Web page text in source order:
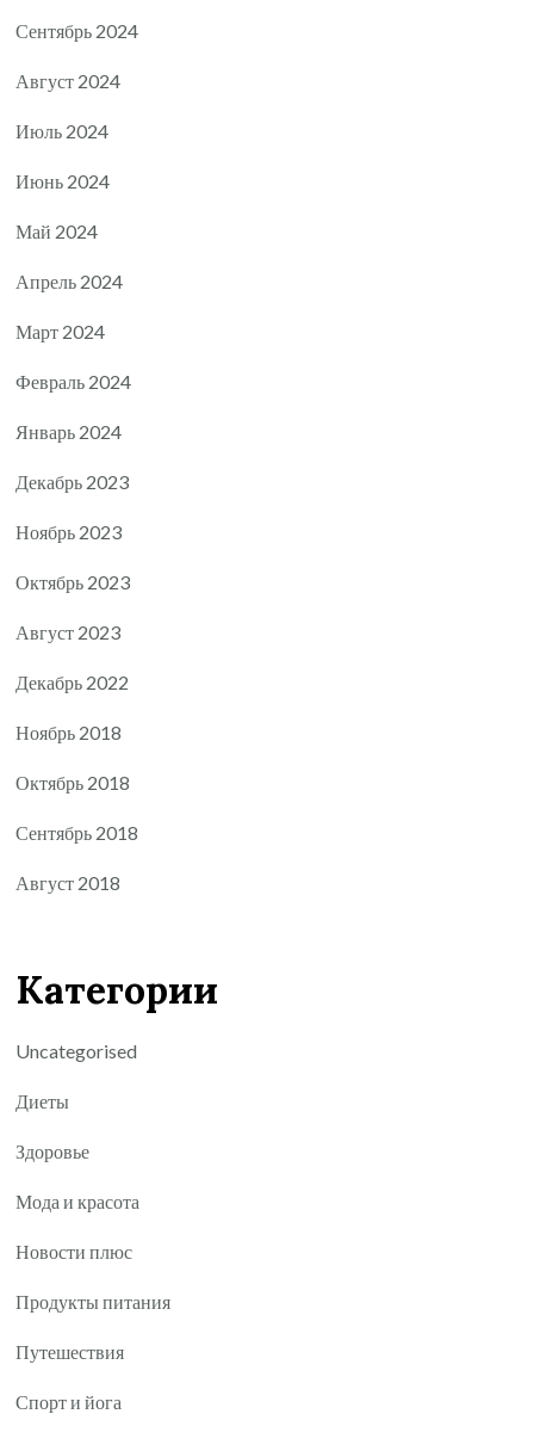
Сентябрь 2024
Август 2024
Июль 2024
Июнь 2024
Май 2024
Апрель 2024
Март 2024
Февраль 2024
Январь 2024
Декабрь 2023
Ноябрь 2023
Октябрь 2023
Август 2023
Декабрь 2022
Ноябрь 2018
Октябрь 2018
Сентябрь 2018
Август 2018
Категории
Uncategorised
Диеты
Здоровье
Мода и красота
Новости плюс
Продукты питания
Путешествия
Спорт и йога